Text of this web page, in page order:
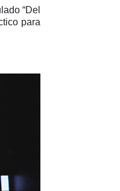
“Del
para